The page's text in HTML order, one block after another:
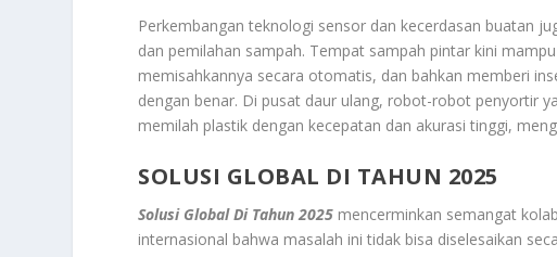
Perkembangan teknologi sensor dan kecerdasan buatan
dan pemilahan sampah. Tempat sampah pintar kini
memisahkannya secara otomatis, dan bahkan memberi
dengan benar. Di pusat daur ulang, robot-robot penyortir
memilah plastik dengan kecepatan dan akurasi tinggi,
SOLUSI GLOBAL DI TAHUN 2025
Solusi Global Di Tahun 2025 mencerminkan semangat
internasional bahwa masalah ini tidak bisa diselesaikan